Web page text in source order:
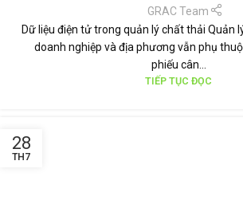
GRAC Team
Dữ liệu điện tử trong quản lý chất thải Quản
doanh nghiệp và địa phương vẫn phụ
phiếu cân...
TIẾP TỤC ĐỌC
28
TH7